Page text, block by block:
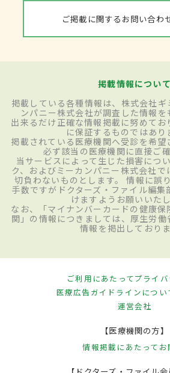
ご掲載に関するお問い合わ
掲載情報について
掲載している各種情報は、株式会社ギ
ンパニー株式会社が調査した情報を
出来るだけ正確な情報掲載に努めてお
に保証するものではあり
掲載されている医療機関へ受診を希望
必ず該当の医療機関に直接ご
当サービスによって生じた損害につ
ク、およびミーカンパニー株式会社
切負わないものとします。 情報に誤
手数ですがドクターズ・ファイル編集
けますようお願いいたし
なお、「マイナンバーカードの健康保
関」の情報につきましては、厚生労働
情報を掲出しておりま
ご利用にあたってプライ
医療広告ガイドラインについ
運営会社
【医療機関の方】
情報掲載にあたって お